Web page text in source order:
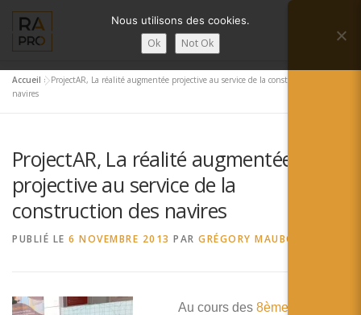
contenu
Menu
LA RÉALITÉ AUGMENTÉE ?
SERVICES RA’PRO ACTUALITÉ DE LA RA
CONTACTS FRANÇAIS
Accueil »ProjectAR, La réalité augmentée projective au service de la construction des
navires
ProjectAR, La réalité augmentée
projective au service de la
construction des navires
PUBLIÉ LE 6 NOVEMBRE 2013 PAR GRÉGORY MAUBON
Au cours des 8èmes journées
Nous utilisons des cookies.
Ok Not Ok